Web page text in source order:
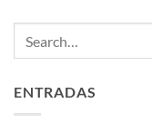
ENTRADAS